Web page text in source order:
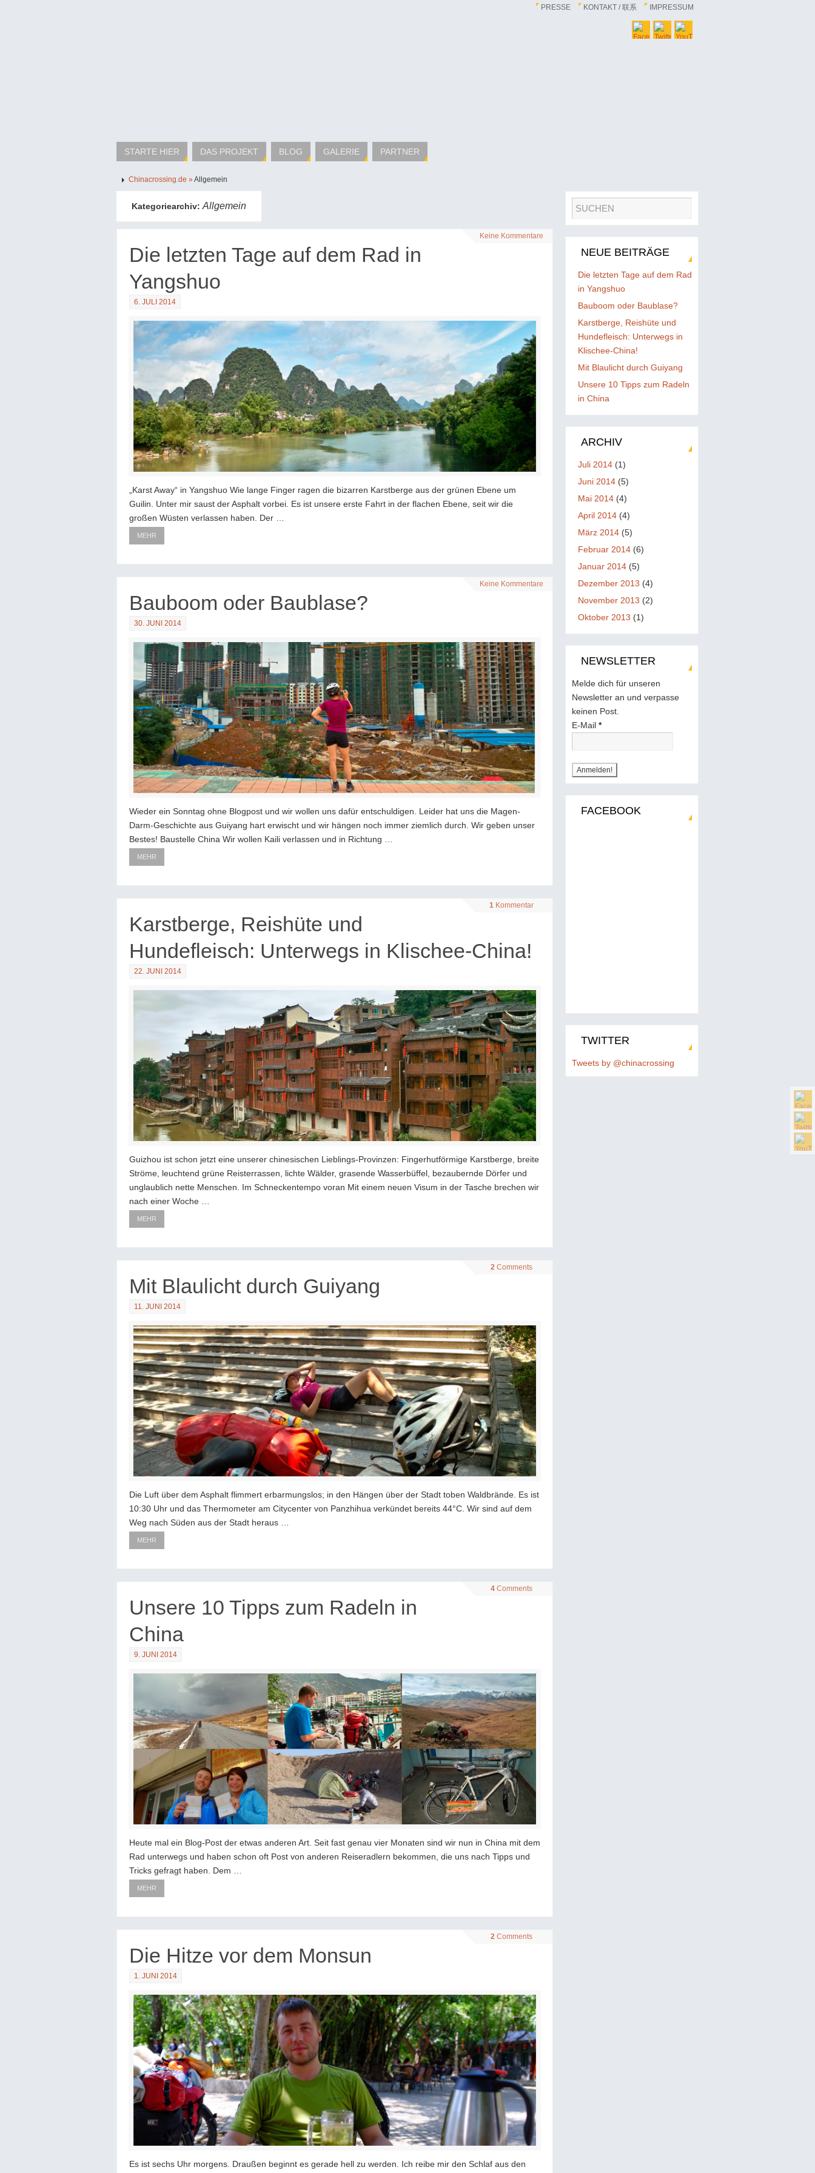
PRESSE KONTAKT / 联系 IMPRESSUM
STARTE HIER DAS PROJEKT BLOG GALERIE PARTNER
Chinacrossing.de » Allgemein
Kategoriearchiv: Allgemein
Keine Kommentare
Die letzten Tage auf dem Rad in
Yangshuo
6. JULI 2014
„Karst Away“ in Yangshuo Wie lange Finger ragen die bizarren Karstberge aus der grünen Ebene um
Guilin. Unter mir saust der Asphalt vorbei. Es ist unsere erste Fahrt in der flachen Ebene, seit wir die
großen Wüsten verlassen haben. Der …
MEHR
Keine Kommentare
Bauboom oder Baublase?
30. JUNI 2014
Wieder ein Sonntag ohne Blogpost und wir wollen uns dafür entschuldigen. Leider hat uns die Magen-
Darm-Geschichte aus Guiyang hart erwischt und wir hängen noch immer ziemlich durch. Wir geben unser
Bestes! Baustelle China Wir wollen Kaili verlassen und in Richtung …
MEHR
1 Kommentar
Karstberge, Reishüte und
Hundefleisch: Unterwegs in Klischee-China!
22. JUNI 2014
Guizhou ist schon jetzt eine unserer chinesischen Lieblings-Provinzen: Fingerhutförmige Karstberge, breite
Ströme, leuchtend grüne Reisterrassen, lichte Wälder, grasende Wasserbüffel, bezaubernde Dörfer und
unglaublich nette Menschen. Im Schneckentempo voran Mit einem neuen Visum in der Tasche brechen wir
nach einer Woche …
MEHR
2 Comments
Mit Blaulicht durch Guiyang
11. JUNI 2014
Die Luft über dem Asphalt flimmert erbarmungslos; in den Hängen über der Stadt toben Waldbrände. Es ist
10:30 Uhr und das Thermometer am Citycenter von Panzhihua verkündet bereits 44°C. Wir sind auf dem
Weg nach Süden aus der Stadt heraus …
MEHR
4 Comments
Unsere 10 Tipps zum Radeln in
China
9. JUNI 2014
Heute mal ein Blog-Post der etwas anderen Art. Seit fast genau vier Monaten sind wir nun in China mit dem
Rad unterwegs und haben schon oft Post von anderen Reiseradlern bekommen, die uns nach Tipps und
Tricks gefragt haben. Dem …
MEHR
2 Comments
Die Hitze vor dem Monsun
1. JUNI 2014
Es ist sechs Uhr morgens. Draußen beginnt es gerade hell zu werden. Ich reibe mir den Schlaf aus den
NEUE BEITRÄGE
Die letzten Tage auf dem Rad
in Yangshuo
Bauboom oder Baublase?
Karstberge, Reishüte und
Hundefleisch: Unterwegs in
Klischee-China!
Mit Blaulicht durch Guiyang
Unsere 10 Tipps zum Radeln
in China
ARCHIV
Juli 2014 (1)
Juni 2014 (5)
Mai 2014 (4)
April 2014 (4)
März 2014 (5)
Februar 2014 (6)
Januar 2014 (5)
Dezember 2013 (4)
November 2013 (2)
Oktober 2013 (1)
NEWSLETTER
Melde dich für unseren
Newsletter an und verpasse
keinen Post.
E-Mail *
FACEBOOK
TWITTER
Tweets by @chinacrossing